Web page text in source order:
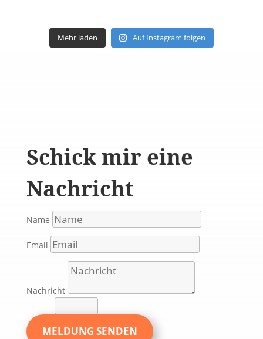
Mehr laden Auf Instagram folgen
Schick mir eine
Nachricht
Name
Email
Nachricht
MELDUNG SENDEN